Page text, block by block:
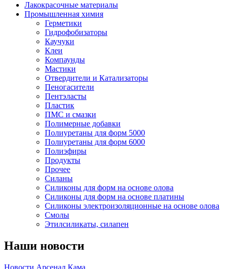
Лакокрасочные материалы
Промышленная химия
Герметики
Гидрофобизаторы
Каучуки
Клеи
Компаунды
Мастики
Отвердители и Катализаторы
Пеногасители
Пентэласты
Пластик
ПМС и смазки
Полимерные добавки
Полиуретаны для форм 5000
Полиуретаны для форм 6000
Полиэфиры
Продукты
Прочее
Силаны
Силиконы для форм на основе олова
Силиконы для форм на основе платины
Силиконы электроизоляционные на основе олова
Смолы
Этилсиликаты, силапен
Наши новости